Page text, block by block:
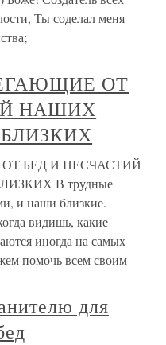
Ты соделал меня
ОТ
НАШИХ
БЕД И НЕСЧАСТИЙ
В трудные
и наши близкие.
видишь, какие
иногда на самых
помочь всем своим
для